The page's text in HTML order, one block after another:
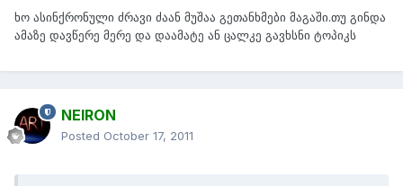
ხო ასინქრონული ძრავი ძაან მუშაა გეთანხმები მაგაში.თუ გინდა
ამაზე დავწერე მერე და დაამატე ან ცალკე გავხსნი ტოპიკს
NEIRON
Posted October 17, 2011